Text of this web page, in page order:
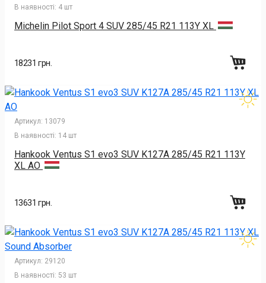
В наявності: 4 шт
Michelin Pilot Sport 4 SUV 285/45 R21 113Y XL
18231 грн.
Артикул: 13079
В наявності: 14 шт
Hankook Ventus S1 evo3 SUV K127A 285/45 R21 113Y
XL AO
13631 грн.
Артикул: 29120
В наявності: 53 шт